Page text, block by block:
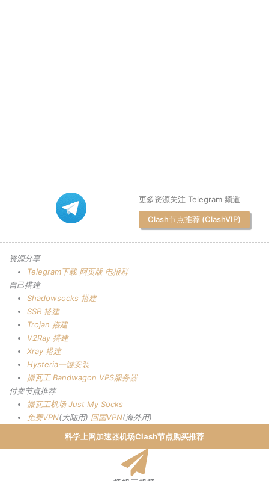
更多资源关注 Telegram 频道
Clash节点推荐 (ClashVIP)
资源分享
Telegram下载 网页版 电报群
自己搭建
Shadowsocks 搭建
SSR 搭建
Trojan 搭建
V2Ray 搭建
Xray 搭建
Hysteria一键安装
搬瓦工 Bandwagon VPS服务器
付费节点推荐
搬瓦工机场 Just My Socks
免费VPN(大陆用) 回国VPN(海外用)
科学上网加速器机场Clash节点购买推荐